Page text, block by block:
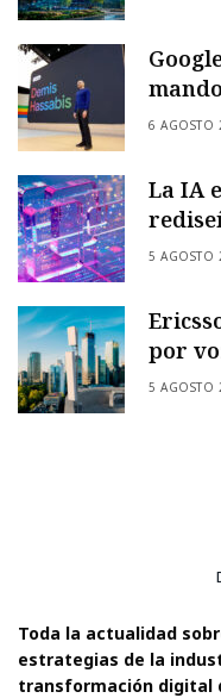
6 AGOSTO
La IA
5 AGOSTO
por
5 AGOSTO
Toda la actualidad
estrategias de la
transformación digital